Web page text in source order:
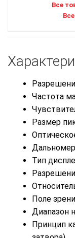
Все
Частота
Размер
Тип
Поле
Диапазон
Принцип